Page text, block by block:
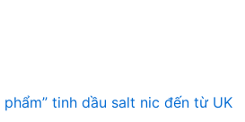
phẩm” tinh dầu salt nic đến từ UK